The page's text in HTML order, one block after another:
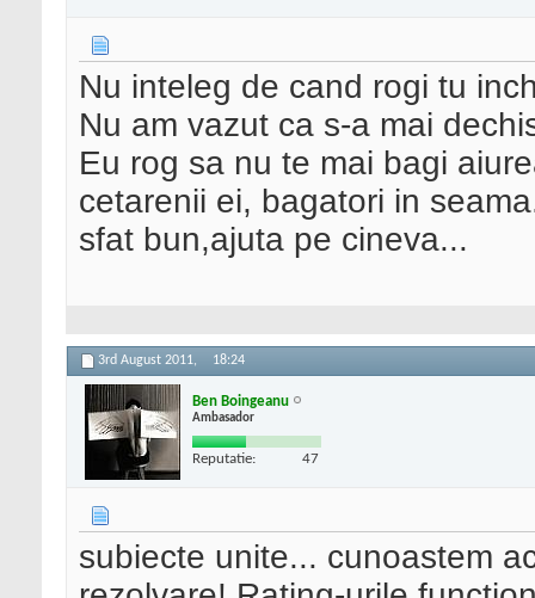
Nu inteleg de cand rogi tu
Nu am vazut ca s-a mai
Eu rog sa nu te mai bagi
cetarenii ei, bagatori in
sfat bun,ajuta pe cineva...
3rd August 2011, 18:24
Ben Boingeanu
Ambasador
Reputatie: 47
subiecte unite... cunoastem